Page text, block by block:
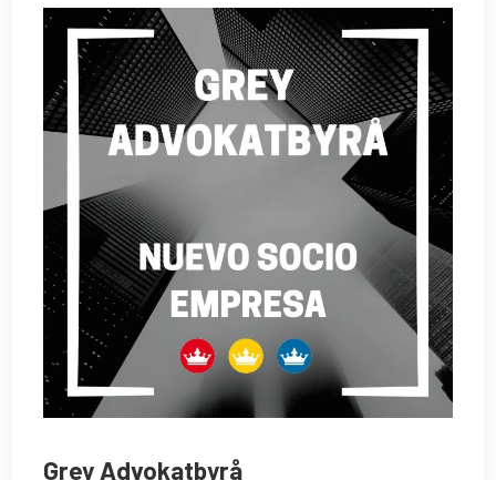
Grey Advokatbyrå